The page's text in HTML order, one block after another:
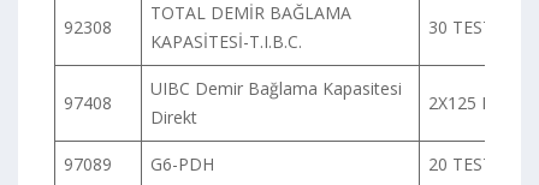
92308
TOTAL DEMİR BAĞLAMA
KAPASİTESİ-T.I.B.C.
30 TEST
97408
UIBC Demir Bağlama Kapasitesi
Direkt
2X125 ML
97089 G6-PDH 20 TEST